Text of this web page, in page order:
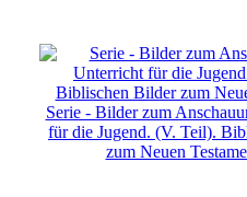
Serie - Bilder zum
für die Jugend. (V. Teil).
zum Neuen